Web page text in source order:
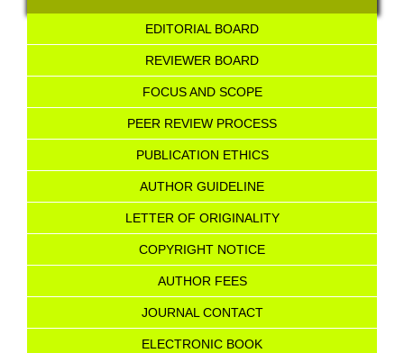
EDITORIAL BOARD
REVIEWER BOARD
FOCUS AND SCOPE
PEER REVIEW PROCESS
PUBLICATION ETHICS
AUTHOR GUIDELINE
LETTER OF ORIGINALITY
COPYRIGHT NOTICE
AUTHOR FEES
JOURNAL CONTACT
ELECTRONIC BOOK